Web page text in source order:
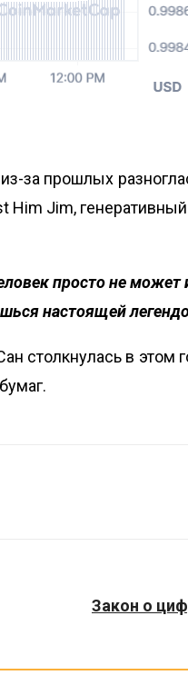
за прошлых
Jim,
просто не может
настоящей
столкнулась в
Закон о